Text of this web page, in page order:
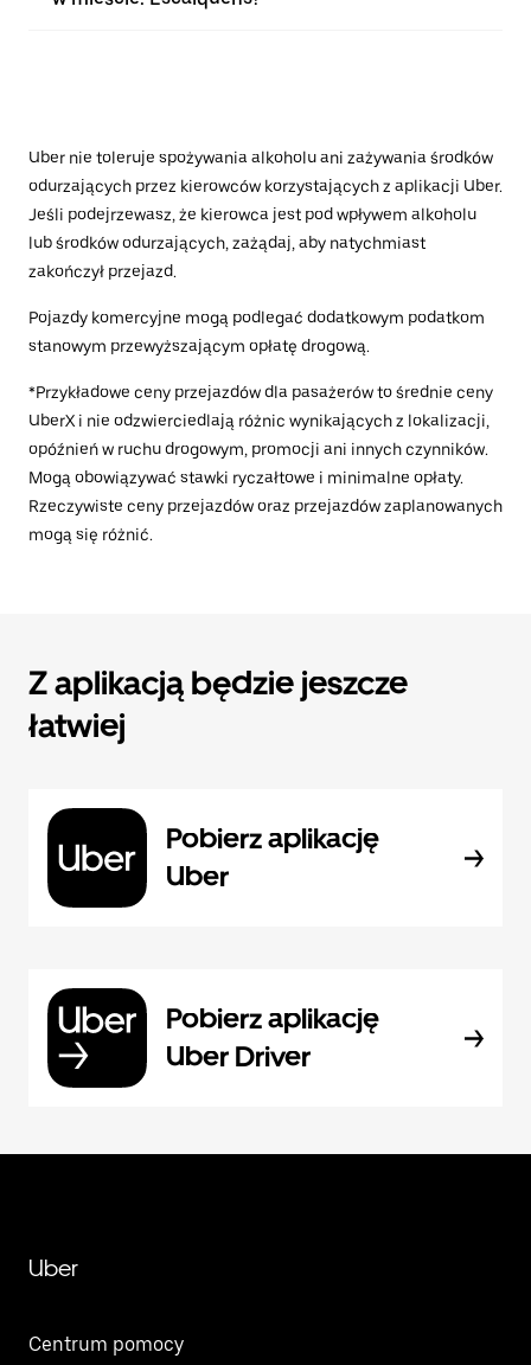
Uber nie toleruje spożywania alkoholu ani zażywania środków
odurzających przez kierowców korzystających z aplikacji Uber.
Jeśli podejrzewasz, że kierowca jest pod wpływem alkoholu
lub środków odurzających, zażądaj, aby natychmiast
zakończył przejazd.
Pojazdy komercyjne mogą podlegać dodatkowym podatkom
stanowym przewyższającym opłatę drogową.
*Przykładowe ceny przejazdów dla pasażerów to średnie ceny
UberX i nie odzwierciedlają różnic wynikających z lokalizacji,
opóźnień w ruchu drogowym, promocji ani innych czynników.
Mogą obowiązywać stawki ryczałtowe i minimalne opłaty.
Rzeczywiste ceny przejazdów oraz przejazdów zaplanowanych
mogą się różnić.
Z aplikacją będzie jeszcze
łatwiej
Pobierz aplikację
Uber
Pobierz aplikację
Uber Driver
Uber
Centrum pomocy